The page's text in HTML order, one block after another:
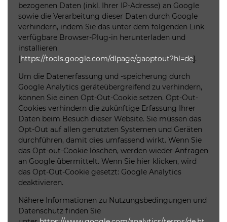
bezogenen Daten (inkl. Ihrer IP-Adresse) an Google
sowie die Verarbeitung dieser Daten durch Google
verhindern, indem Sie das unter dem folgenden Link
verfügbare Browser-Plug-in herunterladen und
installieren
[https://tools.google.com/dlpage/gaoptout?hl=de].
Um die Datenerfassung und -speicherung durch
Google Analytics geräteübergreifend zu verhindern,
können Sie einen Opt-Out-Cookie setzen. Opt-Out-
Cookies verhindern die zukünftige Erfassung Ihrer
Daten beim Besuch dieser Website. Sie müssen das
Opt-Out auf allen genutzten Systemen und Geräten
durchführen, damit dies umfassend wirkt. Wenn Sie
das Opt-out-Cookie löschen, werden wieder Anfragen
an Google übermittelt. Wenn Sie hier klicken, wird
das Opt-Out-Cookie gesetzt: Google Analytics
deaktivieren.
Nähere Informationen zu Nutzungsbedingungen und
Datenschutz finden Sie